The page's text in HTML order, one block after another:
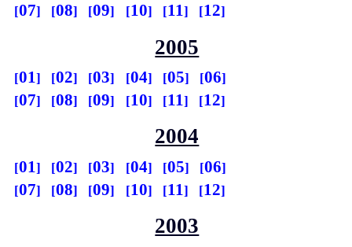
07
08 09 10 11 12
2005
01 02 03 04 05
06
07
08 09 10 11 12
2004
01 02 03 04 05
06
07
08 09 10 11 12
2003